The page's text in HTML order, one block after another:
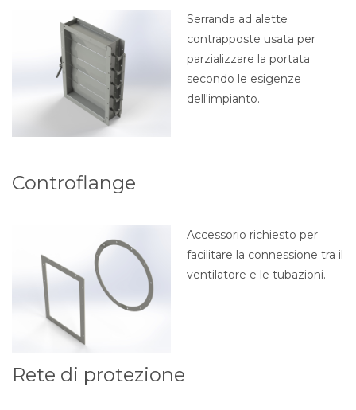
Serranda ad alette
contrapposte usata per
parzializzare la portata
secondo le esigenze
dell'impianto.
Controflange
Accessorio richiesto per
facilitare la connessione tra il
ventilatore e le tubazioni.
Rete di protezione